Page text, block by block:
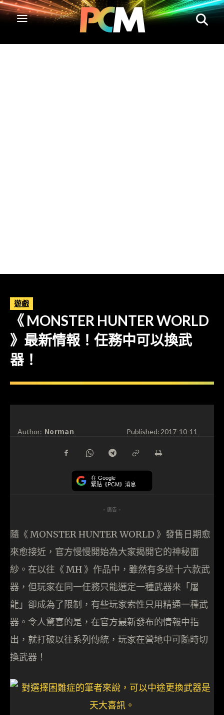
遊戲
《 MONSTER HUNTER WORLD
》最新情報！任務中可以換武
器！
Author: Norman Published:2017-10-11
在 Google
緊貼《PCM》消息
- 廣告 -
隨《 MONSTER HUNTER WORLD 》發售日期愈
來愈接近，官方慢慢開始為大家揭開它的神秘面
紗。在以往《 MH 》作品中，雖然有多達十六款武
器，但玩家在同一任務只能選定一種武器來「屠
龍」卻成為了限制，有些玩家索性只用精通一種武
器。令人驚喜的是，在官方最新發布的情報中指
出，就打破以往系列傳統，玩家在營地中可隨時切
換武器！